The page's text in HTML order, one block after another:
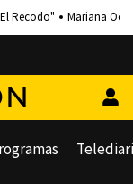
Recodo" Mariana